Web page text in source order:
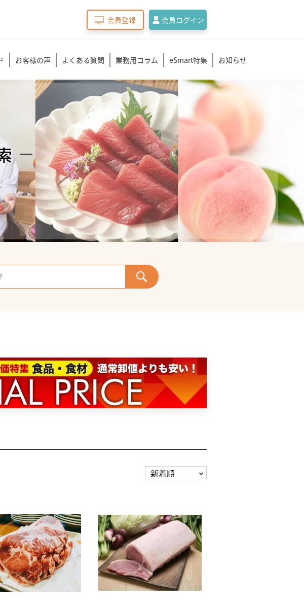
会員登録 会員ログイン
お客様の声 よくある質問 業務用コラム eSmart特集 お知らせ